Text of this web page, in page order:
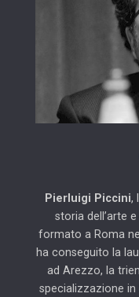
Pierluigi Piccini,
storia dell’arte
formato a Roma
ha conseguito la
ad Arezzo, la
specializzazione in